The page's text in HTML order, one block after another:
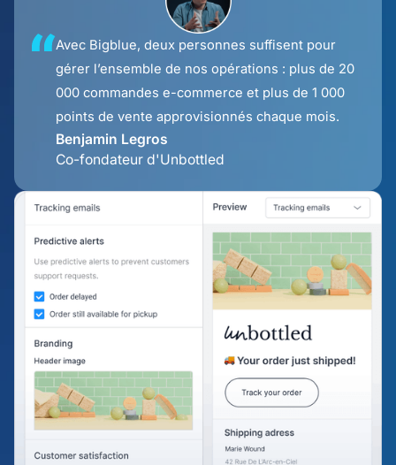
Avec Bigblue, deux personnes suffisent pour
gérer l’ensemble de nos opérations : plus de 20
000 commandes e-commerce et plus de 1 000
points de vente approvisionnés chaque mois.
Benjamin Legros
Co-fondateur d'Unbottled